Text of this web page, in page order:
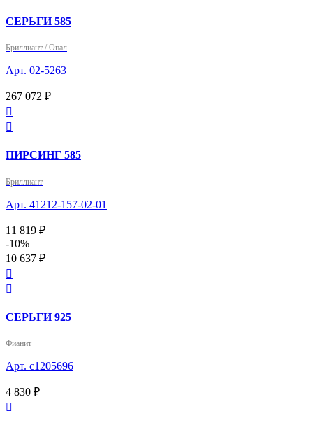
СЕРЬГИ 585
Бриллиант / Опал
Арт. 02-5263
267 072 ₽


ПИРСИНГ 585
Бриллиант
Арт. 41212-157-02-01
11 819 ₽
-10%
10 637 ₽


СЕРЬГИ 925
Фианит
Арт. с1205696
4 830 ₽
